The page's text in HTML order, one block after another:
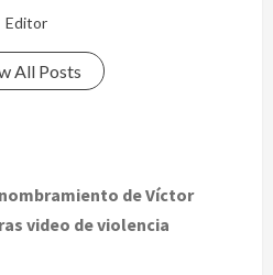
Editor
All Posts
de Víctor
video de violencia